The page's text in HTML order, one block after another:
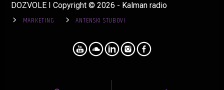
DOZVOLE I Copyright © 2026 - Kalman radio
MARKETING ANTENSKI STUBOVI